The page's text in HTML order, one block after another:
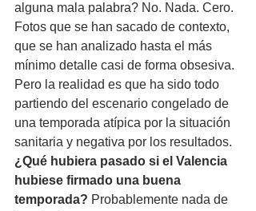
alguna mala palabra? No. Nada. Cero.
Fotos que se han sacado de contexto,
que se han analizado hasta el más
mínimo detalle casi de forma obsesiva.
Pero la realidad es que ha sido todo
partiendo del escenario congelado de
una temporada atípica por la situación
sanitaria y negativa por los resultados.
¿Qué hubiera pasado si el Valencia
hubiese firmado una buena
temporada? Probablemente nada de